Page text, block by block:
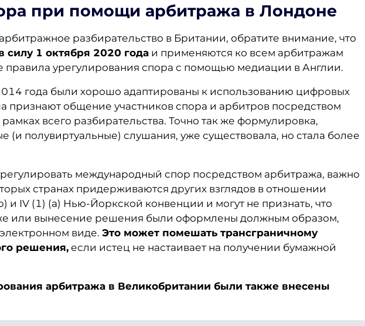
при помощи арбитража в Лондоне
разбирательство в Британии, обратите внимание, что
силу 1 октября 2020 года и применяются ко всем арбитражам
правила урегулирования спора с помощью медиации в Англии.
года были хорошо адаптированы к использованию цифровых
признают общение участников спора и арбитров посредством
всего разбирательства. Точно так же формулировка,
(и полувиртуальные) слушания, уже существовала, но стала более
международный спор посредством арбитража, важно
странах придерживаются других взглядов в отношении
и IV (1) (a) Нью-Йоркской конвенции и могут не признать, что
или вынесение решения были оформлены должным образом,
виде. Это может помешать трансграничному
решения, если истец не настаивает на получении бумажной
арбитража в Великобритании были также внесены